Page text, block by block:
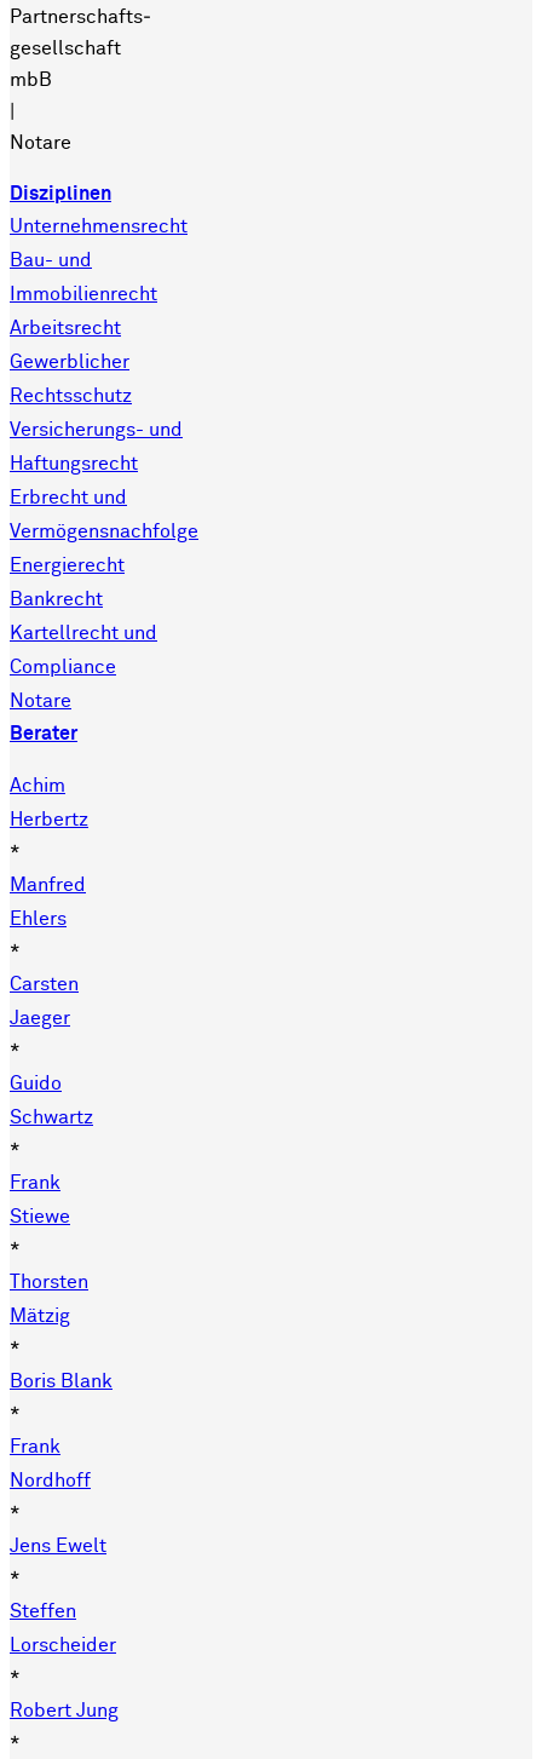
Partnerschafts­
gesellschaft
mbB
Notare
Disziplinen
Unternehmensrecht
Bau- und
Immobilienrecht
Arbeitsrecht
Gewerblicher
Rechtsschutz
Versicherungs- und
Haftungsrecht
Erbrecht und
Vermögensnachfolge
Energierecht
Bankrecht
Kartellrecht und
Compliance
Notare
Berater
Achim
Herbertz
*
Manfred
Ehlers
*
Carsten
Jaeger
*
Guido
Schwartz
*
Frank
Stiewe
*
Thorsten
Mätzig
*
Boris Blank
*
Frank
Nordhoff
*
Jens Ewelt
*
Steffen
Lorscheider
*
Robert Jung
*